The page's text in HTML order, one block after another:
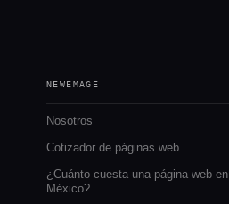
NEWEMAGE
Nosotros
Cotizador de páginas web
¿Cuánto cuesta una página web en
México?